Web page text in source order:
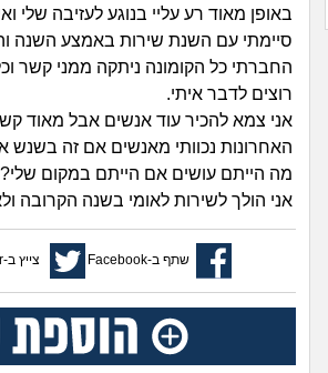
באופן מאוד רע עליי בנוגע לעזיבה שלי
סיימתי עם השנת שירות באמצע השנה
החברתי כל הקומונה ניתקה ממני קשר
רוצים לדבר איתי.
אני צמא להכיר עוד אנשים אבל מאוד
האחרונות נכוותי מאנשים אם זה בשנש
מה הייתם עושים אם הייתם במקום שלי?
אני הולך לשירות לאומי בשנה הקרובה
שתף ב-Facebook צייץ ב-twitter